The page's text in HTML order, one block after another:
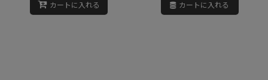
カートに入れる カートに入れる